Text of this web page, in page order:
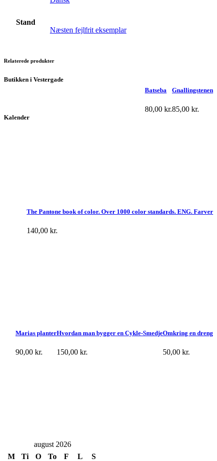
Stand
Næsten fejlfrit eksemplar
Relaterede produkter
Gnallingstenen
85,00 kr.
Batseba
80,00 kr.
The Pantone book of color. Over 1000 color standards. ENG. Farver
140,00 kr.
Omkring en dreng
50,00 kr.
Hvordan man bygger en Cykle-Smedje
150,00 kr.
Marias planter
90,00 kr.
Butikken i Vestergade
Kalender
august 2026
M
Ti O To F L
S